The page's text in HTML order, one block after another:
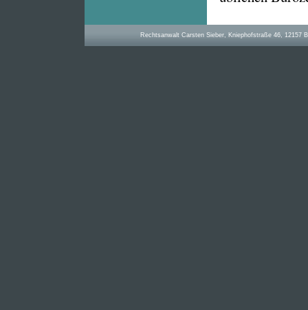
Rechtsanwalt Carsten Sieber, Kniephofstraße 46, 12157